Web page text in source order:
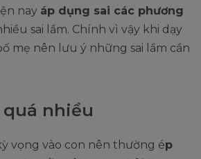
nay áp dụng sai các phương
sai lầm. Chính vì vậy khi dạy
mẹ nên lưu ý những sai lầm cần
quá nhiều
vọng vào con nên thường ép